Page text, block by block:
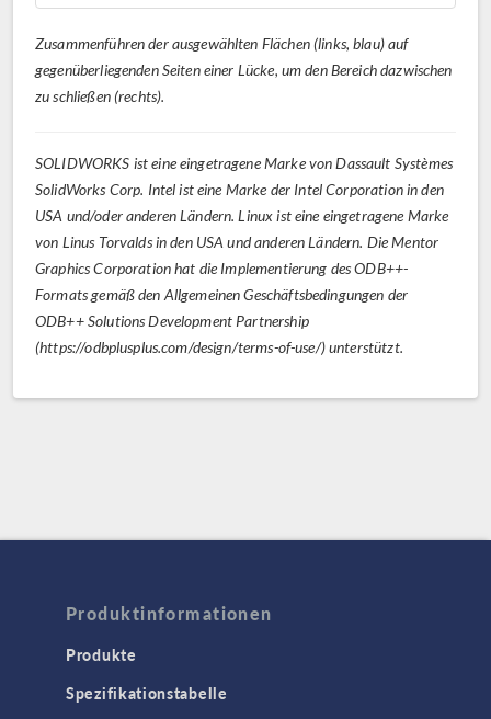
Zusammenführen der ausgewählten Flächen (links, blau) auf
gegenüberliegenden Seiten einer Lücke, um den Bereich dazwischen
zu schließen (rechts).
SOLIDWORKS ist eine eingetragene Marke von Dassault Systèmes
SolidWorks Corp. Intel ist eine Marke der Intel Corporation in den
USA und/oder anderen Ländern. Linux ist eine eingetragene Marke
von Linus Torvalds in den USA und anderen Ländern. Die Mentor
Graphics Corporation hat die Implementierung des ODB++-
Formats gemäß den Allgemeinen Geschäftsbedingungen der
ODB++ Solutions Development Partnership
(https://odbplusplus.com/design/terms-of-use/) unterstützt.
Produktinformationen
Produkte
Spezifikationstabelle